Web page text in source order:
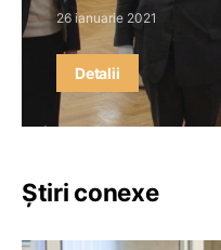
26 ianuarie 2021
Detalii
Știri conexe